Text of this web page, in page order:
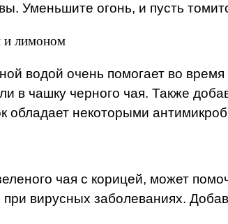
Уменьшите огонь, и пусть
и лимоном
водой очень помогает во
в чашку черного чая. Также
обладает некоторыми
чая с корицей, может
вирусных заболеваниях.